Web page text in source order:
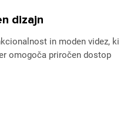
dizajn
in moden videz, ki
omogoča priročen dostop